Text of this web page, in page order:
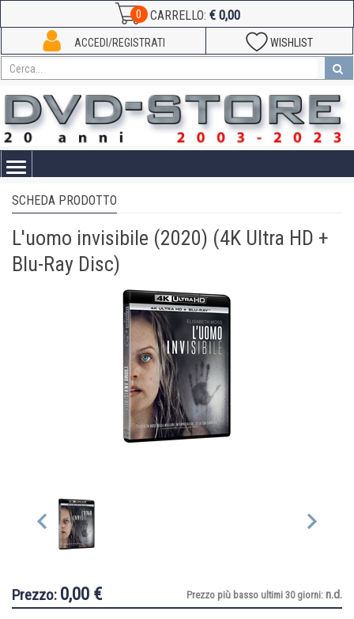
0 CARRELLO: € 0,00
WISHLIST
ACCEDI/REGISTRATI
Toggle
SCHEDA PRODOTTO
L'uomo invisibile (2020) (4K Ultra HD +
Blu-Ray Disc)
Prezzo: 0,00 € Prezzo più basso ultimi 30 giorni: n.d.